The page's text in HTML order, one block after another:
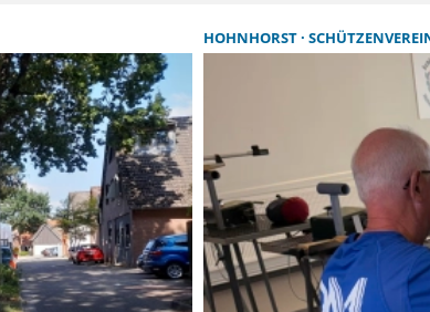
Teilnahmetickets können bei F. C.
werden.
HOHNHORST